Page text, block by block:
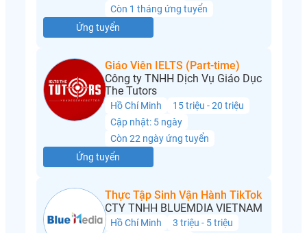
Còn 1 tháng ứng tuyển
Ứng tuyển
Giáo Viên IELTS (Part-time)
Công ty TNHH Dịch Vụ Giáo Dục
The Tutors
Hồ Chí Minh
15 triệu - 20 triệu
Cập nhật: 5 ngày
Còn 22 ngày ứng tuyển
Ứng tuyển
Thực Tập Sinh Vận Hành TikTok
CTY TNHH BLUEMDIA VIETNAM
Hồ Chí Minh
3 triệu - 5 triệu